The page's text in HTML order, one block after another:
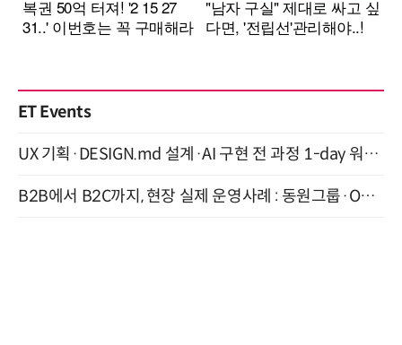
ET Events
UX 기획·DESIGN.md 설계·AI 구현 전 과정 1-day 워크숍 with Claude Code·Codex 9월 15일 개최
B2B에서 B2C까지, 현장 실제 운영사례 : 동원그룹·OCI·다이닝브랜즈그룹·당근 (8/27)